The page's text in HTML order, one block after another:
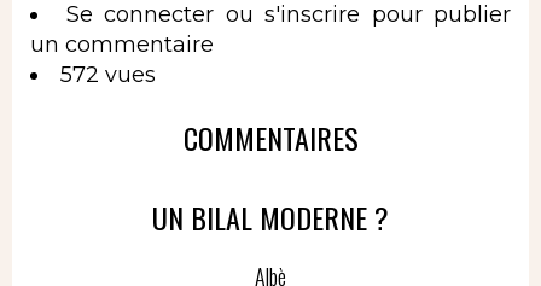
Se connecter ou s'inscrire pour publier
un commentaire
572 vues
COMMENTAIRES
UN BILAL MODERNE ?
Albè